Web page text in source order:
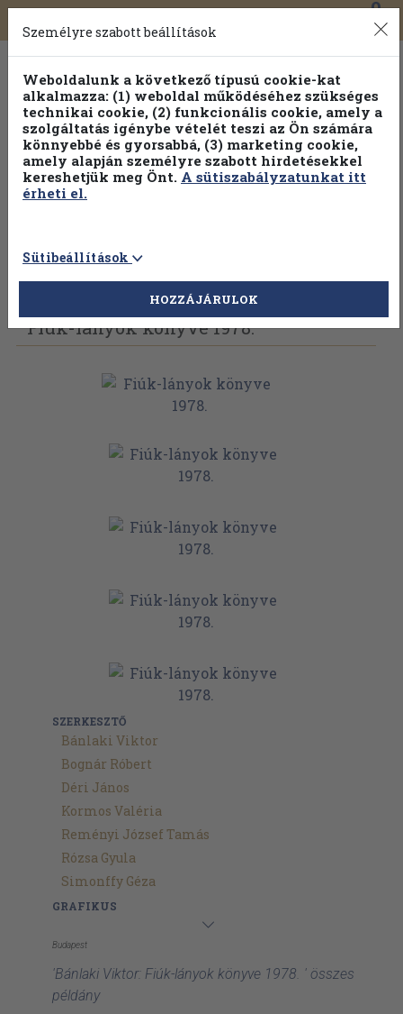
Toggle
navigation
0
Vissza az előző oldalra Válasszon példányt
Fiúk-lányok könyve 1978.
SZERKESZTŐ
Bánlaki Viktor
Bognár Róbert
Déri János
Kormos Valéria
Reményi József Tamás
Rózsa Gyula
Simonffy Géza
GRAFIKUS
Budapest
'Bánlaki Viktor: Fiúk-lányok könyve 1978. ' összes
példány
Személyre szabott beállítások
Weboldalunk a következő típusú cookie-kat
alkalmazza: (1) weboldal működéséhez szükséges
technikai cookie, (2) funkcionális cookie, amely a
szolgáltatás igénybe vételét teszi az Ön számára
könnyebbé és gyorsabbá, (3) marketing cookie,
amely alapján személyre szabott hirdetésekkel
kereshetjük meg Önt. A sütiszabályzatunkat itt
érheti el.
Sütibeállítások
HOZZÁJÁRULOK